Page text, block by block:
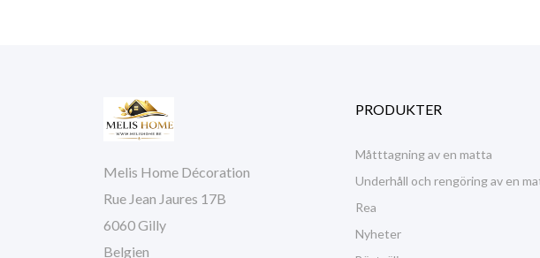
Melis Home Décoration
Rue Jean Jaures 17B
6060 Gilly
Belgien
PRODUKTER
Måtttagning av en matta
Underhåll och rengöring av en
Rea
Nyheter